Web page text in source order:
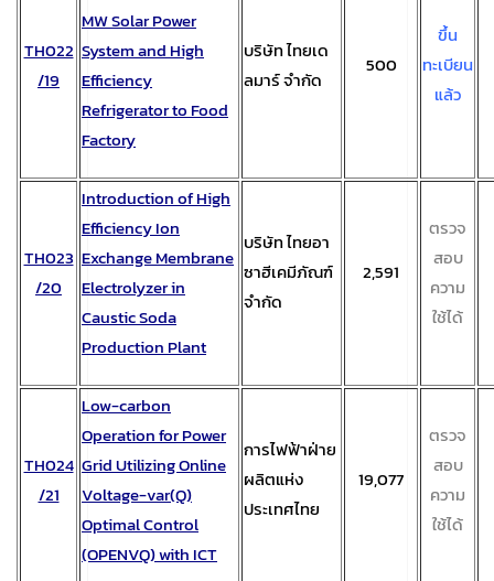
TH022
/19
MW Solar Power
System and High
Efficiency
Refrigerator to Food
Factory
บริษัท ไทยเด
ลมาร์ จำกัด
500
ขึ้น
ทะเบียน
แล้ว
TH023
/20
Introduction of High
Efficiency Ion
Exchange Membrane
Electrolyzer in
Caustic Soda
Production Plant
บริษัท ไทยอา
ซาฮีเคมีภัณฑ์
จำกัด
2,591
ตรวจ
สอบ
ความ
ใช้ได้
TH024
/21
Low-carbon
Operation for Power
Grid Utilizing Online
Voltage-var(Q)
Optimal Control
(OPENVQ) with ICT
การไฟฟ้าฝ่าย
ผลิตแห่ง
ประเทศไทย
19,077
ตรวจ
สอบ
ความ
ใช้ได้